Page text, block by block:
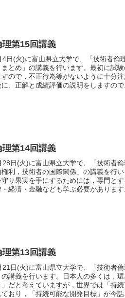
理第15回講義
4日(火)に富山県立大学で、「技術者
とめ」の講義を行います。最初に試
ので，不正行為等がないように十分注
、正解と成績評価の説明をしますので
理第14回講義
28日(火)に富山県立大学で、「技術
利，技術者の国際関係」の講義を行
り果実を手にするためには，専門と
経済・金融なども学ぶ必要があります
理第13回講義
21日(火)に富山県立大学で、「技術
の講義を行います。日本人の多くは，
だと考えていますが，世界では「持
おり，「持続可能な開発目標」が今話